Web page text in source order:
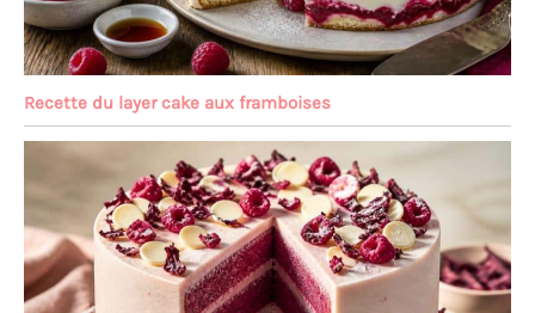
Recette du layer cake aux framboises